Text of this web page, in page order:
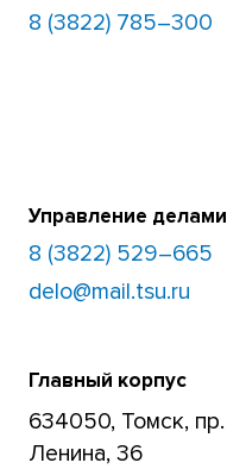
8 (3822) 785–300
Управление делами
8 (3822) 529–665
delo@mail.tsu.ru
Главный корпус
634050, Томск, пр.
Ленина, 36